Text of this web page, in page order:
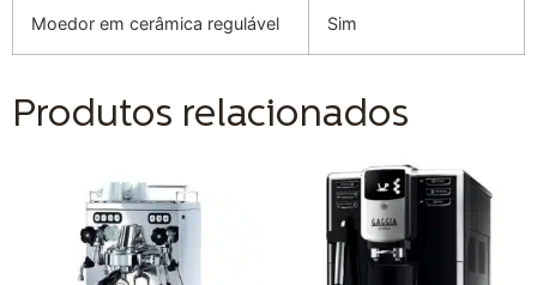
Moedor em cerâmica regulável Sim
Produtos relacionados